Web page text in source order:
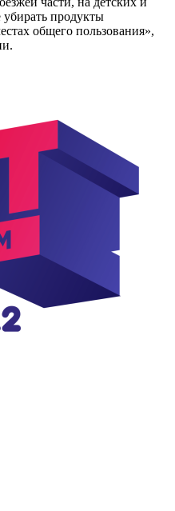
продукты
общего пользования»,